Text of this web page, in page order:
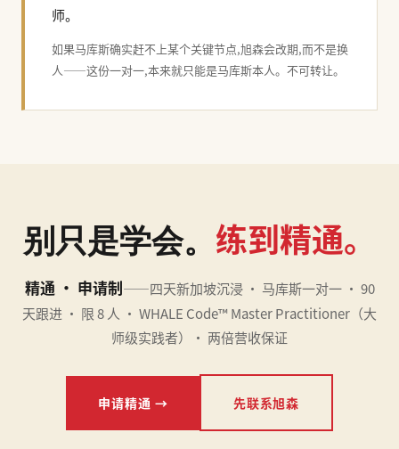
师。
如果马库斯确实赶不上某个关键节点,旭森会改期,而不是换
人——这份一对一,本来就只能是马库斯本人。不可转让。
别只是学会。 练到精通。
精通 · 申请制——四天新加坡沉浸 · 马库斯一对一 · 90
天跟进 · 限 8 人 · WHALE Code™ Master Practitioner（大
师级实践者）· 两倍营收保证
申请精通 → 先联系旭森